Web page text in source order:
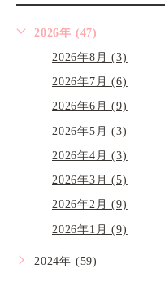
2026年 (47)
2026年8月 (3)
2026年7月 (6)
2026年6月 (9)
2026年5月 (3)
2026年4月 (3)
2026年3月 (5)
2026年2月 (9)
2026年1月 (9)
2024年 (59)